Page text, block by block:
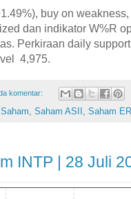
buy on
dan indikator W%R
Perkiraan daily
4,975.
komentar:
, Saham ASII , Saham
INTP | 28 Juli